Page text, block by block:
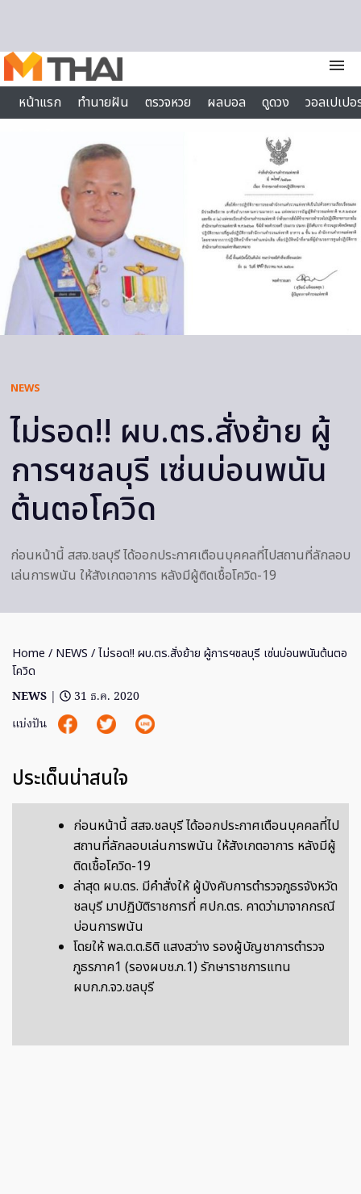
menu
หน้าแรก
ทำนายฝัน ตรวจหวย ผลบอล ดูดวง
วอลเปเป
NEWS
ไม่รอด!! ผบ.ตร.สั่งย้าย ผู้
การฯชลบุรี เซ่นบ่อนพนัน
ต้นตอโควิด
ก่อนหน้านี้ สสจ.ชลบุรี ได้ออกประกาศเตือนบุคคลที่ไปสถานที่ลักลอบ
เล่นการพนัน ให้สังเกตอาการ หลังมีผู้ติดเชื้อโควิด-19
Home / NEWS / ไม่รอด!! ผบ.ตร.สั่งย้าย ผู้การฯชลบุรี เซ่นบ่อนพนันต้นตอ
โควิด
NEWS |
31 ธ.ค. 2020
แบ่งปัน
ประเด็นน่าสนใจ
ก่อนหน้านี้ สสจ.ชลบุรี ได้ออกประกาศเตือนบุคคลที่ไป
สถานที่ลักลอบเล่นการพนัน ให้สังเกตอาการ หลังมีผู้
ติดเชื้อโควิด-19
ล่าสุด ผบ.ตร. มีคำสั่งให้ ผู้บังคับการตำรวจภูธรจังหวัด
ชลบุรี มาปฏิบัติราชการที่ ศปก.ตร. คาดว่ามาจากกรณี
บ่อนการพนัน
โดยให้ พล.ต.ต.ธิติ แสงสว่าง รองผู้บัญชาการตำรวจ
ภูธรภาค1 (รองผบช.ภ.1) รักษาราชการแทน
ผบก.ภ.จว.ชลบุรี